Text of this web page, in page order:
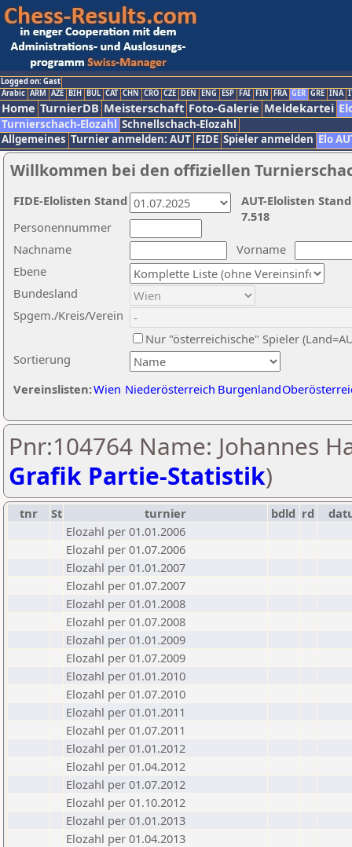
Logged on: Gast
Arabic ARM AZE BIH BUL CAT CHN CRO CZE DEN ENG ESP FAI FIN FRA GER GRE INA
Home TurnierDB Meisterschaft Foto-Galerie Meldekartei
Turnierschach-Elozahl Schnellschach-Elozahl
Allgemeines Turnier anmelden: AUT FIDE Spieler anmelden Elo
Willkommen bei den offiziellen
Nachname
Vorname
Ebene
Sortierung
Personennummer
Bundesland
Spgem./Kreis/Verein
Nur "österreichische" Spieler
Vereinslisten:Wien Niederösterreich Burgenland
AUT-Elolisten
7.518
FIDE-Elolisten Stand
Pnr:104764 Name: Johannes
Grafik Partie-Statistik)
tnr St turnier bdld rd
Elozahl per 01.01.2006
Elozahl per 01.07.2006
Elozahl per 01.01.2007
Elozahl per 01.07.2007
Elozahl per 01.01.2008
Elozahl per 01.07.2008
Elozahl per 01.01.2009
Elozahl per 01.07.2009
Elozahl per 01.01.2010
Elozahl per 01.07.2010
Elozahl per 01.01.2011
Elozahl per 01.07.2011
Elozahl per 01.01.2012
Elozahl per 01.04.2012
Elozahl per 01.07.2012
Elozahl per 01.10.2012
Elozahl per 01.01.2013
Elozahl per 01.04.2013